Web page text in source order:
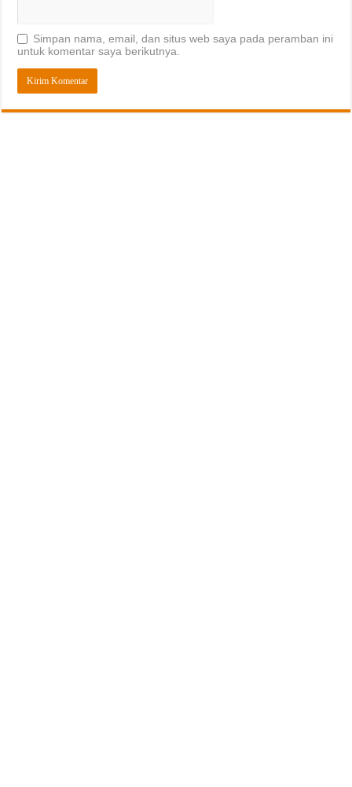
Simpan nama, email, dan situs web saya pada peramban ini
untuk komentar saya berikutnya.